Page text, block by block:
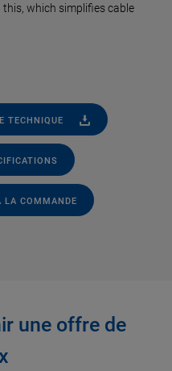
which simplifies cable
TECHNIQUE
LA COMMANDE
une offre de